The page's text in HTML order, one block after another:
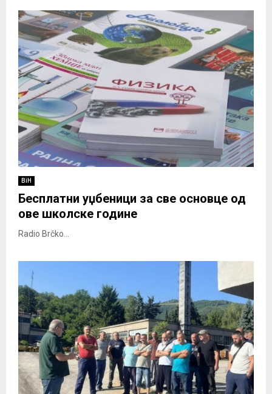
BiH
Бесплатни уџбеници за све основце од
ове школске године
Radio Brčko...